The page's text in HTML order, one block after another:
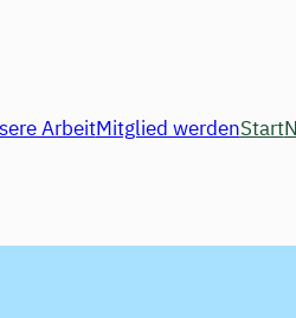
ArbeitMitglied werdenStart